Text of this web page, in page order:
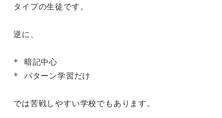
タイプの生徒です。
逆に、
* 暗記中心
* パターン学習だけ
では苦戦しやすい学校でもあります。